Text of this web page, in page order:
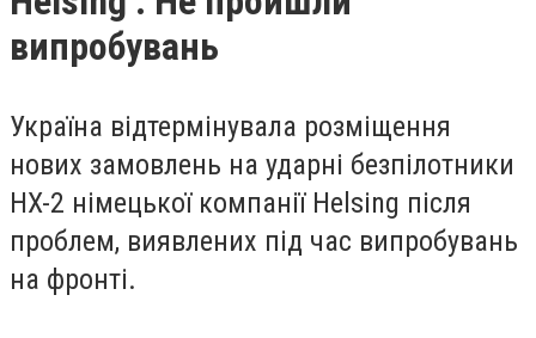
випробувань
Україна відтермінувала розміщення
нових замовлень на ударні безпілотники
HX-2 німецької компанії Helsing після
проблем, виявлених під час випробувань
на фронті.